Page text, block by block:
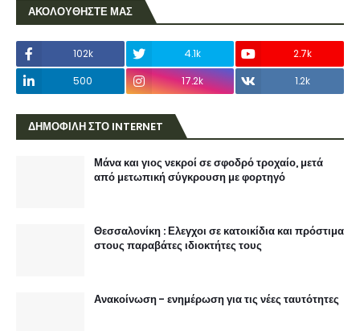
ΑΚΟΛΟΥΘΗΣΤΕ ΜΑΣ
102k 4.1k
2.7k
500
17.2k 1.2k
ΔΗΜΟΦΙΛΗ ΣΤΟ INTERNET
Μάνα και γιος νεκροί σε σφοδρό τροχαίο, μετά
από μετωπική σύγκρουση με φορτηγό
Θεσσαλονίκη : Ελεγχοι σε κατοικίδια και πρόστιμα
στους παραβάτες ιδιοκτήτες τους
Ανακοίνωση - ενημέρωση για τις νέες ταυτότητες